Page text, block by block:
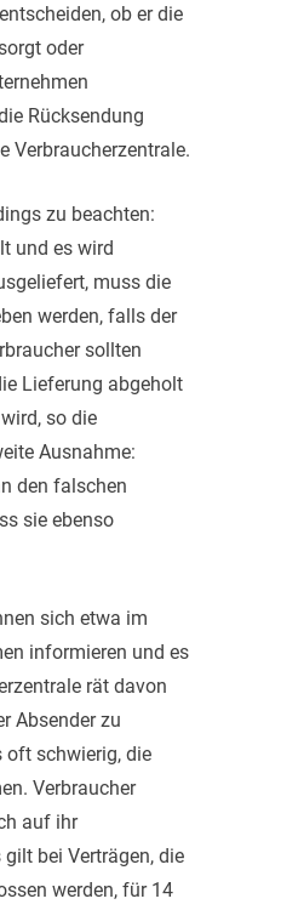
ob er die
oder
Rücksendung
Verbraucherzentrale.
zu beachten:
und es wird
muss die
werden, falls der
sollten
Lieferung abgeholt
so die
Ausnahme:
den falschen
sie ebenso
sich etwa im
informieren und es
rät davon
Absender zu
oft schwierig, die
Verbraucher
auf ihr
bei Verträgen, die
werden, für 14